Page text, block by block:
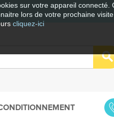
sur votre appareil connecté.
lors de votre prochaine
cliquez-ici